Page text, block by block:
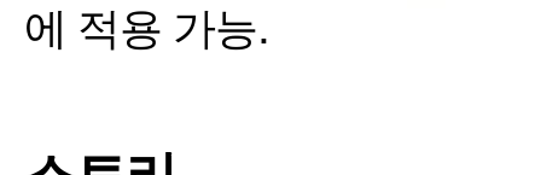
에 적용 가능.